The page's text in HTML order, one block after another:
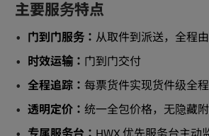
主要服务特点
门到门服务： 从取件到派送，全程
时效运输： 门到门交付
全程追踪： 每票货件实现货件级全
透明定价： 统一全包价格，无隐藏